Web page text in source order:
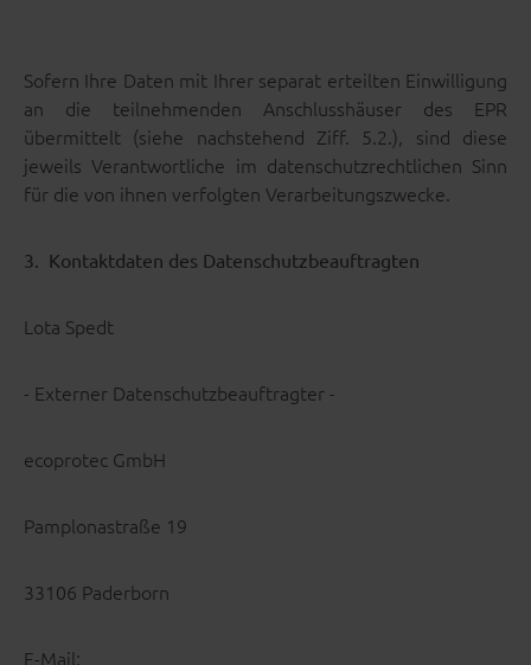
Sofern Ihre Daten mit Ihrer separat erteilten Einwilligung
an die teilnehmenden Anschlusshäuser des EPR
übermittelt (siehe nachstehend Ziff. 5.2.), sind diese
jeweils Verantwortliche im datenschutzrechtlichen Sinn
für die von ihnen verfolgten Verarbeitungszwecke.
3. Kontaktdaten des Datenschutzbeauftragten
Lota Spedt
- Externer Datenschutzbeauftragter -
ecoprotec GmbH
Pamplonastraße 19
33106 Paderborn
E-Mail: